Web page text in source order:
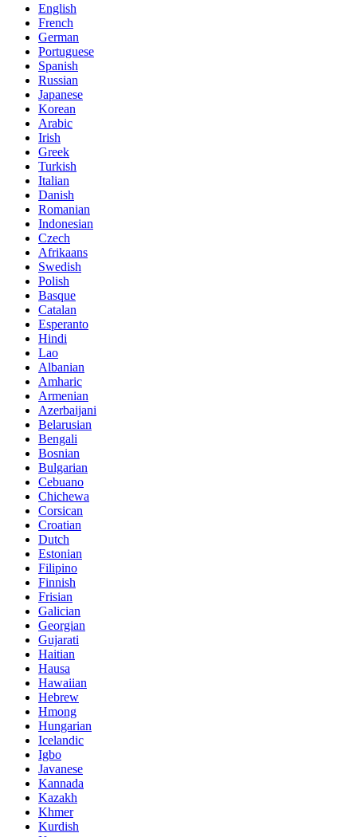
English
French
German
Portuguese
Spanish
Russian
Japanese
Korean
Arabic
Irish
Greek
Turkish
Italian
Danish
Romanian
Indonesian
Czech
Afrikaans
Swedish
Polish
Basque
Catalan
Esperanto
Hindi
Lao
Albanian
Amharic
Armenian
Azerbaijani
Belarusian
Bengali
Bosnian
Bulgarian
Cebuano
Chichewa
Corsican
Croatian
Dutch
Estonian
Filipino
Finnish
Frisian
Galician
Georgian
Gujarati
Haitian
Hausa
Hawaiian
Hebrew
Hmong
Hungarian
Icelandic
Igbo
Javanese
Kannada
Kazakh
Khmer
Kurdish